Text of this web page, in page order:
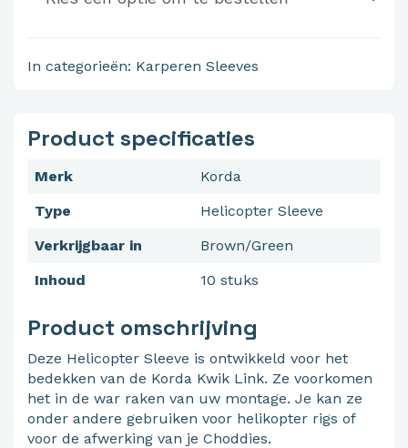
In categorieën: Karperen Sleeves
Product specificaties
Merk
Korda
Type
Helicopter Sleeve
Verkrijgbaar in
Brown/Green
Inhoud
10 stuks
Product omschrijving
Deze Helicopter Sleeve is ontwikkeld voor het
bedekken van de Korda Kwik Link. Ze voorkomen
het in de war raken van uw montage. Je kan ze
onder andere gebruiken voor helikopter rigs of
voor de afwerking van je Choddies.